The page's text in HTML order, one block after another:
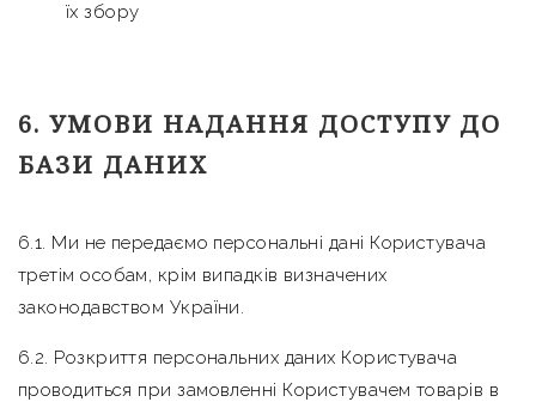
їх збору
6. УМОВИ НАДАННЯ ДОСТУПУ ДО
БАЗИ ДАНИХ
6.1. Ми не передаємо персональні дані Користувача
третім особам, крім випадків визначених
законодавством України.
6.2. Розкриття персональних даних Користувача
проводиться при замовленні Користувачем товарів в